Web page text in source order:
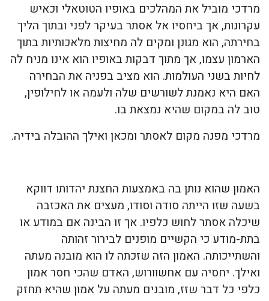
מרדכי מוביל את המהלכים באופיו הטוטאלי וכאיש
עקרונות, אך ביחסיו אל אסתר בעיקר לפני ובתוך הליך
בחירתה, הוא מגונן ומקים לה מחיצות מלאכותיות בתוך
הארמון עצמו, אך מתוך דבקות באופיו הוא אינו מניח לה
לחיות בשני העולמות. הוא מציב בפניה את הבחירה
האם היא נאמנת לשורשים שלה ולעמה או לחילופין,
טוב לה במקום שהיא נמצאת בו.
מרדכי מפנה מקום לאסתר ומכאן ואילך ההובלה בידיה.
האמון שהוא נותן בה באמצעות החצנת יהדותו דווקא
בשעה שזו הייתה סודה וסודו, מעצים את האכזבה
שיכלה אסתר לחוש כלפיו. אך זו הבינה אם במודע או
בתת-מודע כי הקשיים מופנים לבירור זהותה
והשתייכותה. האמון הזה שזכתה לו הוא מובנה מעתה
ואילך. יחסיה עם אחשוורוש, האדם שהכי חסר אמון
כלפי כל דבר שזז, מובנים מעתה על אמון שהיא תחזק